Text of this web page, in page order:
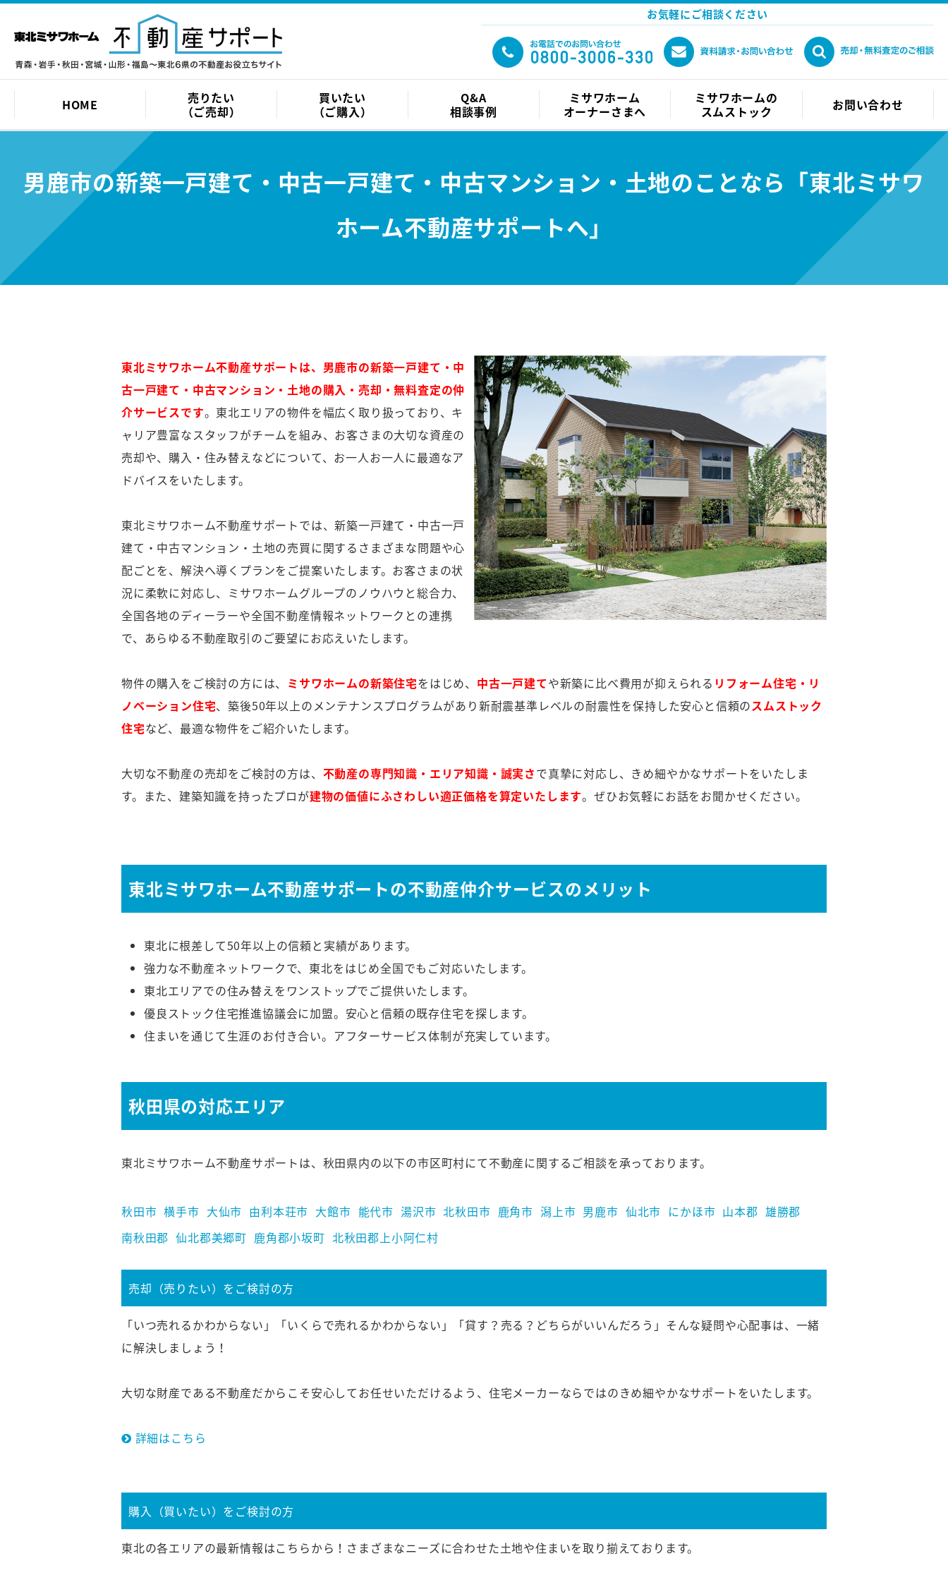
お気軽にご相談ください
HOME
売りたい
（ご売却）
買いたい
（ご購入）
Q&A
相談事例
ミサワホーム
オーナーさまへ
ミサワホームの
スムストック
お問い合わせ
男鹿市の新築一戸建て・中古一戸建て・中古マンション・土地のことなら「東北ミサワ
ホーム不動産サポートへ」
東北ミサワホーム不動産サポートは、男鹿市の新築一戸建て・中
古一戸建て・中古マンション・土地の購入・売却・無料査定の仲
介サービスです。東北エリアの物件を幅広く取り扱っており、キ
ャリア豊富なスタッフがチームを組み、お客さまの大切な資産の
売却や、購入・住み替えなどについて、お一人お一人に最適なア
ドバイスをいたします。
東北ミサワホーム不動産サポートでは、新築一戸建て・中古一戸
建て・中古マンション・土地の売買に関するさまざまな問題や心
配ごとを、解決へ導くプランをご提案いたします。お客さまの状
況に柔軟に対応し、ミサワホームグループのノウハウと総合力、
全国各地のディーラーや全国不動産情報ネットワークとの連携
で、あらゆる不動産取引のご要望にお応えいたします。
物件の購入をご検討の方には、 ミサワホームの新築住宅をはじめ、 中古一戸建てや新築に比べ費用が抑えられる リフォーム住宅・リ
ノベーション住宅、築後50年以上のメンテナンスプログラムがあり新耐震基準レベルの耐震性を保持した安心と信頼のスムストック
住宅など、最適な物件をご紹介いたします。
大切な不動産の売却をご検討の方は、 不動産の専門知識・エリア知識・誠実さで真摯に対応し、きめ細やかなサポートをいたしま
す。また、建築知識を持ったプロが建物の価値にふさわしい適正価格を算定いたします。ぜひお気軽にお話をお聞かせください。
東北ミサワホーム不動産サポートの不動産仲介サービスのメリット
東北に根差して50年以上の信頼と実績があります。
強力な不動産ネットワークで、東北をはじめ全国でもご対応いたします。
東北エリアでの住み替えをワンストップでご提供いたします。
優良ストック住宅推進協議会に加盟。安心と信頼の既存住宅を探します。
住まいを通じて生涯のお付き合い。アフターサービス体制が充実しています。
秋田県の対応エリア
東北ミサワホーム不動産サポートは、秋田県内の以下の市区町村にて不動産に関するご相談を承っております。
秋田市 横手市 大仙市 由利本荘市 大館市 能代市 湯沢市 北秋田市 鹿角市 潟上市 男鹿市 仙北市 にかほ市 山本郡 雄勝郡
南秋田郡 仙北郡美郷町 鹿角郡小坂町 北秋田郡上小阿仁村
売却（売りたい）をご検討の方
「いつ売れるかわからない」「いくらで売れるかわからない」「貸す？売る？どちらがいいんだろう」そんな疑問や心配事は、一緒
に解決しましょう！
大切な財産である不動産だからこそ安心してお任せいただけるよう、住宅メーカーならではのきめ細やかなサポートをいたします。
詳細はこちら
購入（買いたい）をご検討の方
東北の各エリアの最新情報はこちらから！さまざまなニーズに合わせた土地や住まいを取り揃えております。